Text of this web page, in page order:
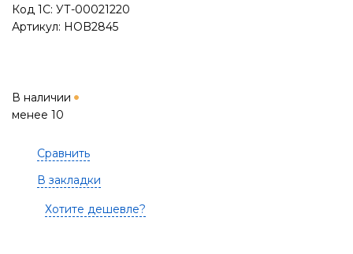
Код 1С: УТ-00021220
Артикул: HOB2845
В наличии
менее 10
Сравнить
В закладки
Хотите дешевле?